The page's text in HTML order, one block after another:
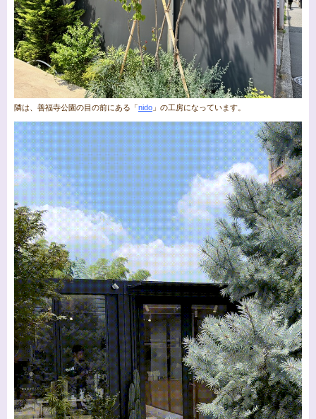
隣は、善福寺公園の目の前にある「 nido 」の工房になっています。